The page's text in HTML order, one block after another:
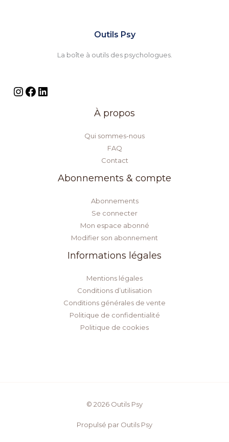
Outils Psy
La boîte à outils des psychologues.
À propos
Qui sommes-nous
FAQ
Contact
Abonnements & compte
Abonnements
Se connecter
Mon espace abonné
Modifier son abonnement
Informations légales
Mentions légales
Conditions d’utilisation
Conditions générales de vente
Politique de confidentialité
Politique de cookies
© 2026 Outils Psy
Propulsé par Outils Psy